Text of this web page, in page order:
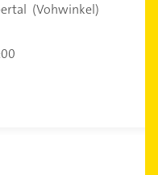
(Vohwinkel)